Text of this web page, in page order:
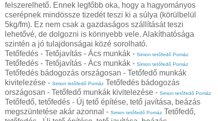
felszerelhető. Ennek legfőbb oka, hogy a hagyományos
cserépnek mindössze tizedét teszi ki a súlya (körülbelül
5kg/fm). Ez nem csak a gazdaságos szállítását teszi
lehetővé, de dolgozni is könnyebb vele. Alakíthatósága
szintén a jó tulajdonságai közé sorolható.
Tetőfedés - Tetőjavítás - Ács munkák - Simon tetőfedő Pomáz
Tetőfedés - Tetőjavítás - Ács munkák - Simon tetőfedő Pomáz
Tetőfedés bádogozás országosan - Tetőfedő munkák
kivitelezése - Simon tetőfedő Pomáz Tetőfedés bádogozás
országosan - Tetőfedő munkák kivitelezése - Simon tetőfedő Pomáz
Tetőfedő, tetőfedés - Új tető építése, tető javítása, beázás
megszüntetése akár azonnal - Simon tetőfedő Pomáz Tetőfedő,